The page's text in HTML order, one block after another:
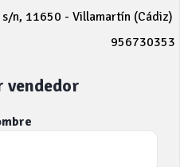
n, 11650 - Villamartín (Cádiz)
956730353
vendedor